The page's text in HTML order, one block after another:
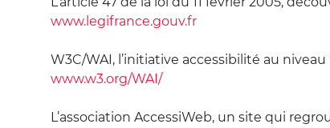
www.legifrance.gouv.fr
W3C/WAI, l’initiative accessibilité au
www.w3.org/WAI/
L’association AccessiWeb, un site qui